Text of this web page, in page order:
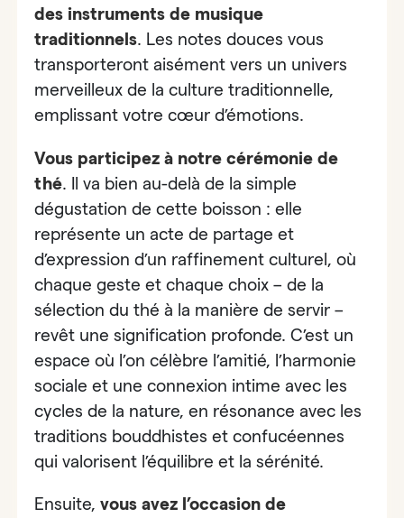
des instruments de musique
traditionnels. Les notes douces vous
transporteront aisément vers un univers
merveilleux de la culture traditionnelle,
emplissant votre cœur d’émotions.
Vous participez à notre cérémonie de
thé. Il va bien au-delà de la simple
dégustation de cette boisson : elle
représente un acte de partage et
d’expression d’un raffinement culturel, où
chaque geste et chaque choix – de la
sélection du thé à la manière de servir –
revêt une signification profonde. C’est un
espace où l’on célèbre l’amitié, l’harmonie
sociale et une connexion intime avec les
cycles de la nature, en résonance avec les
traditions bouddhistes et confucéennes
qui valorisent l’équilibre et la sérénité.
Ensuite, vous avez l’occasion de